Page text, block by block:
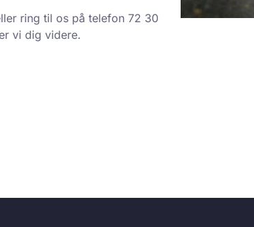
ring til os på telefon 72 30
vi dig videre.